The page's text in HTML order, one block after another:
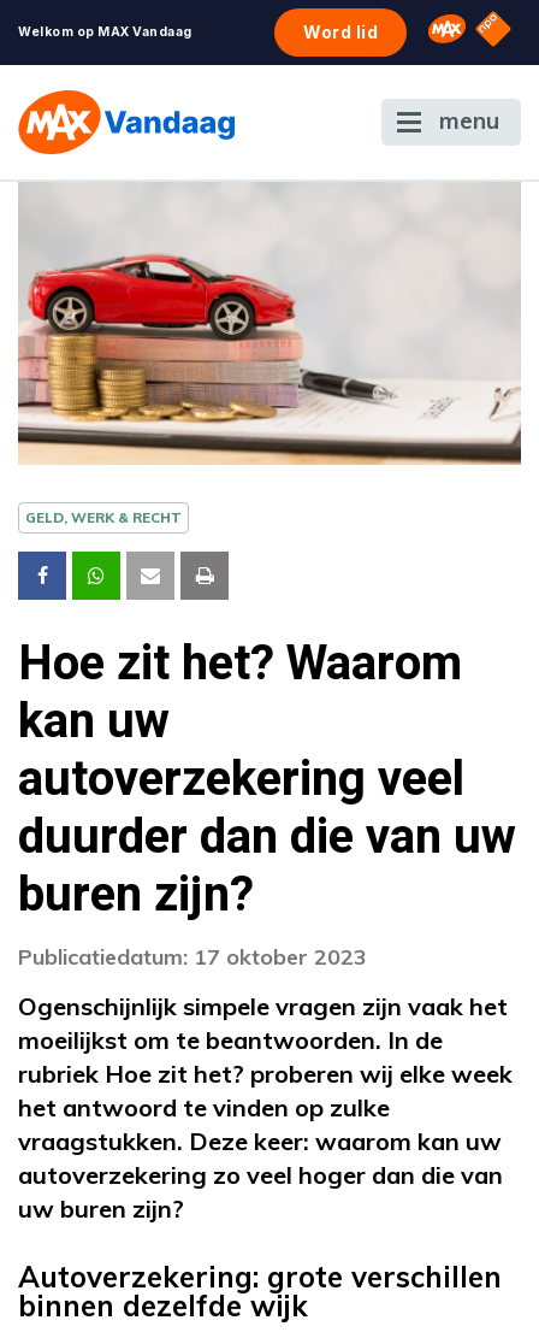
Welkom op MAX Vandaag Word lid Omroep
NPO
menu
GELD, WERK & RECHT
Hoe zit het? Waarom
kan uw
autoverzekering veel
duurder dan die van uw
buren zijn?
Publicatiedatum: 17 oktober 2023
Ogenschijnlijk simpele vragen zijn vaak het
moeilijkst om te beantwoorden. In de
rubriek Hoe zit het? proberen wij elke week
het antwoord te vinden op zulke
vraagstukken. Deze keer: waarom kan uw
autoverzekering zo veel hoger dan die van
uw buren zijn?
Autoverzekering: grote verschillen
binnen dezelfde wijk